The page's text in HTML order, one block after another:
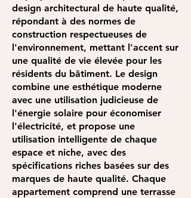
design architectural de haute qualité,
répondant à des normes de
construction respectueuses de
l'environnement, mettant l'accent sur
une qualité de vie élevée pour les
résidents du bâtiment. Le design
combine une esthétique moderne
avec une utilisation judicieuse de
l'énergie solaire pour économiser
l'électricité, et propose une
utilisation intelligente de chaque
espace et niche, avec des
spécifications riches basées sur des
marques de haute qualité. Chaque
appartement comprend une terrasse